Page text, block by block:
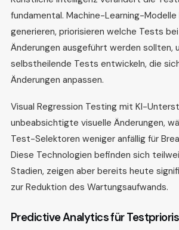
fundamental. Machine-Learning-
generieren, priorisieren welche Tests
Änderungen ausgeführt werden sollten,
selbstheilende Tests entwickeln, die
Änderungen anpassen.
Visual Regression Testing mit KI-
unbeabsichtigte visuelle Änderungen,
Test-Selektoren weniger anfällig für
Diese Technologien befinden sich
Stadien, zeigen aber bereits heute
zur Reduktion des Wartungsaufwands.
Predictive Analytics für